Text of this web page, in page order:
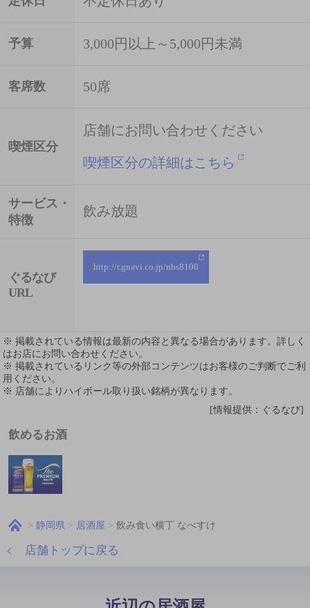
予算 3,000円以上～5,000円未満
客席数 50席
喫煙区分
店舗にお問い合わせください
喫煙区分の詳細はこちら
サービス・
特徴
飲み放題
ぐるなび
URL
http://r.gnavi.co.jp/nbs8100
※ 掲載されている情報は最新の内容と異なる場合があります。詳しく
はお店にお問い合わせください。
※ 掲載されているリンク等の外部コンテンツはお客様のご判断でご利
用ください。
※ 店舗によりハイボール取り扱い銘柄が異なります。
[情報提供：ぐるなび]
飲めるお酒
静岡県 居酒屋 飲み食い横丁 なべすけ
店舗トップに戻る